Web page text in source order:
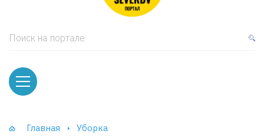
Поиск на портале
Главная Уборка
и тумбы